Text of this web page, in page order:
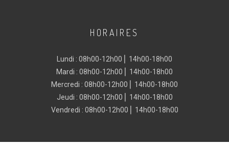
HORAIRES
Lundi : 08h00-12h00 ⎜ 14h00-18h00
Mardi : 08h00-12h00 ⎜ 14h00-18h00
Mercredi : 08h00-12h00 ⎜ 14h00-18h00
Jeudi : 08h00-12h00 ⎜ 14h00-18h00
Vendredi : 08h00-12h00 ⎜ 14h00-18h00